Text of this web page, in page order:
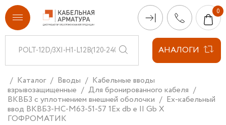
АНАЛОГИ
Каталог Вводы
Кабельные вводы
взрывозащищенные
Для бронированного кабеля
ВКВБ3 с уплотнением внешней оболочки
Ех-кабельный
ввод ВКВБ3-НС-M63-51-57 1Ex db e II Gb X
ГОФРОМАТИК